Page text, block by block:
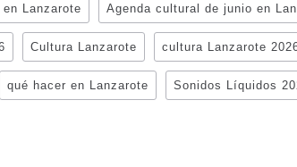
Lanzarote Agenda cultural de junio en
Cultura Lanzarote cultura Lanzarote
qué hacer en Lanzarote Sonidos Líquidos